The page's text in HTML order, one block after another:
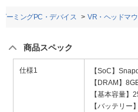
ゲーミングPC・デバイス VR・ヘッドマ
商品スペック
仕様1
【SoC】
【DRAM】
【基本容量】
【バッテリー